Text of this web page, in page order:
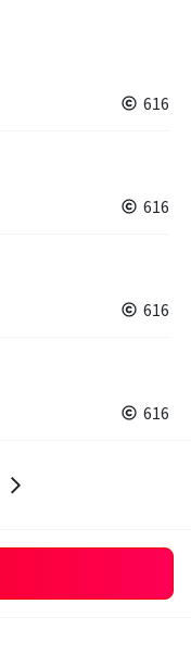
616
616
616
616